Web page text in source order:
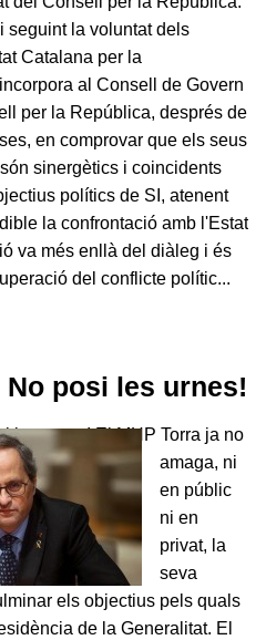
seguint la voluntat dels
Catalana per la
al Consell de Govern
per la República, després de
en comprovar que els seus
sinergètics i coincidents
polítics de SI, atenent
la confrontació amb l'Estat
va més enllà del diàleg i és
del conflicte polític.​..
posi les urnes!
les urnes! El MHP Torra ja no
amaga, ni
en públic
ni en
privat, la
seva
els objectius pels quals
de la Generalitat. El